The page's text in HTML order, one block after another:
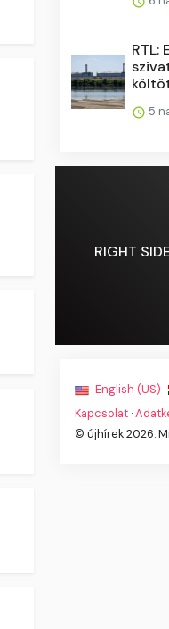
RTL:
5
RIGHT
English (US) ·
Kapcsolat ·
© újhírek 2026.